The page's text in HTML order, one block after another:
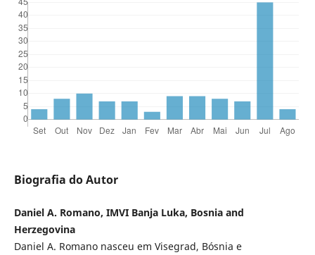
Biografia do Autor
Daniel A. Romano, IMVI Banja Luka, Bosnia and
Herzegovina
Daniel A. Romano nasceu em Visegrad, Bósnia e